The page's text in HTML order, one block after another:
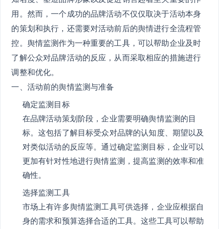
用。然而，一个成功的品牌活动不仅仅取决于活动本身
的策划和执行，还需要对活动前后的舆情进行全流程管
控。舆情监测作为一种重要的工具，可以帮助企业及时
了解公众对品牌活动的反应，从而采取相应的措施进行
调整和优化。
一、活动前的舆情监测与准备
确定监测目标
在品牌活动策划阶段，企业需要明确舆情监测的目
标。这包括了解目标受众对品牌的认知度、期望以及
对类似活动的反应等。通过确定监测目标，企业可以
更加有针对性地进行舆情监测，提高监测的效率和准
确性。
选择监测工具
市场上有许多舆情监测工具可供选择，企业应根据自
身的需求和预算选择合适的工具。这些工具可以帮助